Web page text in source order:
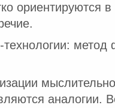
метод
аналогии.